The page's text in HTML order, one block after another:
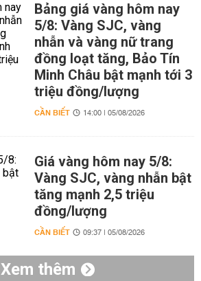
Bảng giá vàng hôm nay
5/8: Vàng SJC, vàng
nhẫn và vàng nữ trang
đồng loạt tăng, Bảo Tín
Minh Châu bật mạnh tới 3
triệu đồng/lượng
CẦN BIẾT 14:00 | 05/08/2026
Giá vàng hôm nay 5/8:
Vàng SJC, vàng nhẫn bật
tăng mạnh 2,5 triệu
đồng/lượng
CẦN BIẾT 09:37 | 05/08/2026
Xem thêm